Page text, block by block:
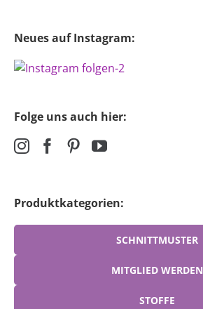
Neues auf Instagram:
Folge uns auch hier:
Produktkategorien:
SCHNITTMUSTER
MITGLIED WERDEN
STOFFE